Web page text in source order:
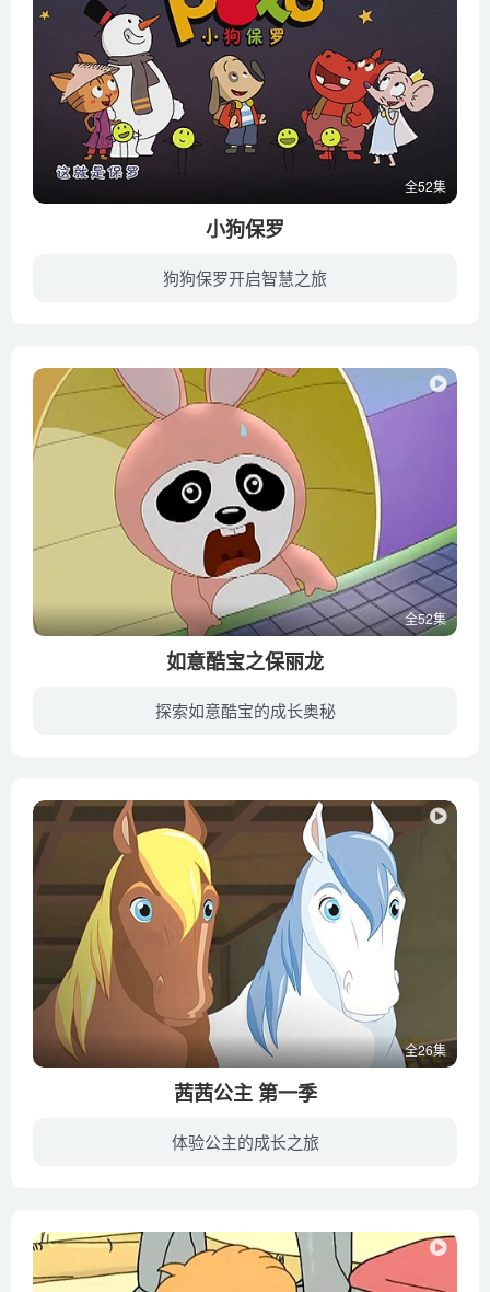
全52集
小狗保罗
狗狗保罗开启智慧之旅
全52集
如意酷宝之保丽龙
探索如意酷宝的成长奥秘
全26集
茜茜公主 第一季
体验公主的成长之旅